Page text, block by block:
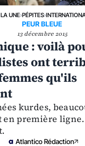
UNE›PÉPITES›
PEUR BLEUE
13 décembre 2015
: voilà
ont
qu'ils
kurdes,
en première ligne.
Atlantico Rédaction